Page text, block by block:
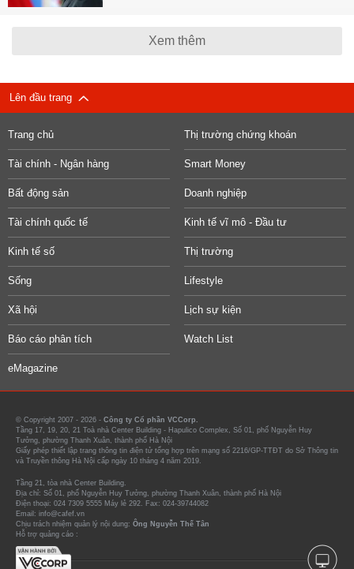
Xem thêm
Lên đầu trang
Trang chủ Thị trường chứng khoán
Tài chính - Ngân hàng Smart Money
Bất động sản Doanh nghiệp
Tài chính quốc tế Kinh tế vĩ mô - Đầu tư
Kinh tế số Thị trường
Sống Lifestyle
Xã hội Lịch sự kiện
Báo cáo phân tích Watch List
eMagazine
© Copyright 2007 - 2026 - Công ty Cổ phần VCCorp.
Tầng 17, 19, 20, 21 Toà nhà Center Building - Hapulico Complex, Số 01, phố Nguyễn Huy
Tưởng, phường Thanh Xuân, thành phố Hà Nội
Giấy phép thiết lập trang thông tin điện tử tổng hợp trên mạng số 2216/GP-TTĐT do Sở Thông tin
và Truyền thông Hà Nội cấp ngày 10 tháng 4 năm 2019.
Tầng 21, tòa nhà Center Building.
Địa chỉ: Số 01, phố Nguyễn Huy Tưởng, phường Thanh Xuân, thành phố Hà Nội
Điện thoại: 024 7309 5555 Máy lẻ 292. Fax: 024-39744082
Email: info@cafef.vn
Chịu trách nhiệm quản lý nội dung: Ông Nguyễn Thế Tân
Hỗ trợ quảng cáo :